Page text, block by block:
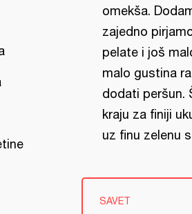
omekša.
zajedno
pelate i još
malo gustina
dodati peršun.
kraju za finiji
uz finu zelenu
SAVET